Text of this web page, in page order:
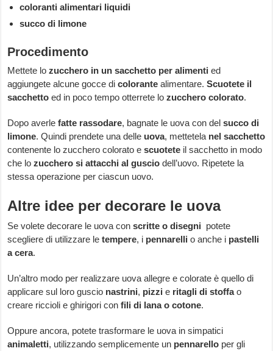
coloranti alimentari liquidi
succo di limone
Procedimento
Mettete lozucchero in un sacchetto per alimenti ed
aggiungete alcune gocce dicolorante alimentare.Scuotete il
sacchetto ed in poco tempo otterrete lo zucchero colorato.
Dopo averlefatte rassodare, bagnate le uova con del succo di
limone. Quindi prendete una delle uova, mettetela nel sacchetto
contenente lo zucchero colorato e scuotete il sacchetto in modo
che lo zucchero si attacchi al guscio dell’uovo. Ripetete la
stessa operazione per ciascun uovo.
Altre idee per decorare le uova
Se volete decorare le uova con scritte o disegni potete
scegliere di utilizzare letempere, i pennarelli o anche i pastelli
a cera.
Un’altro modo per realizzare uova allegre e colorate è quello di
applicare sul loro guscio nastrini, pizzi e ritagli di stoffao
creare riccioli e ghirigori confili di lana o cotone.
Oppure ancora, potete trasformare le uova in simpatici
animaletti, utilizzando semplicemente un pennarello per gli